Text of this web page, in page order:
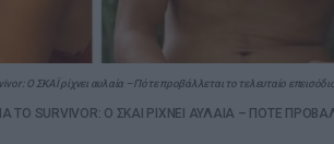
Ο ΣΚΑΪ ρίχνει αυλαία – Πότε προβάλλεται το τελευταίο
ΤΟ SURVIVOR: Ο ΣΚΑΙ ΡΙΧΝΕΙ ΑΥΛΑΙΑ – ΠΟΤΕ